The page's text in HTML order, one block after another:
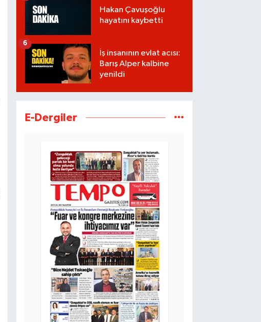
Hakan Çavuşoğlu
hayatını kaybetti
İş insanının evlat acısı:
Barış Alper kalbine
yenildi
6
E-Dergiler